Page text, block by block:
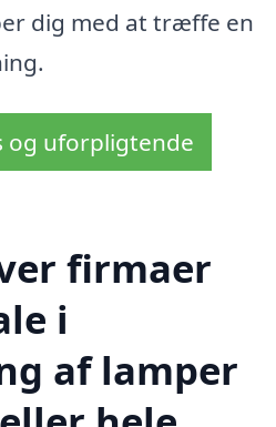
dig med at træffe en
og uforpligtende
firmaer
i
af lamper